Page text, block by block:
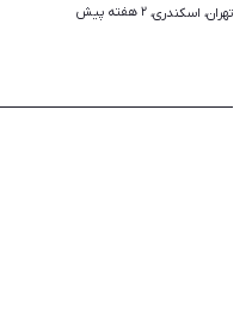
تهران، اسکندری، ۲ هفته پیش